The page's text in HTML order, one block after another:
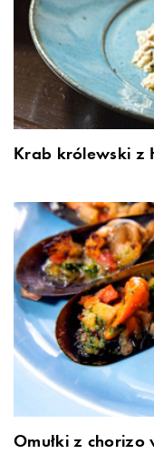
Krab królewski z
Omułki z chorizo